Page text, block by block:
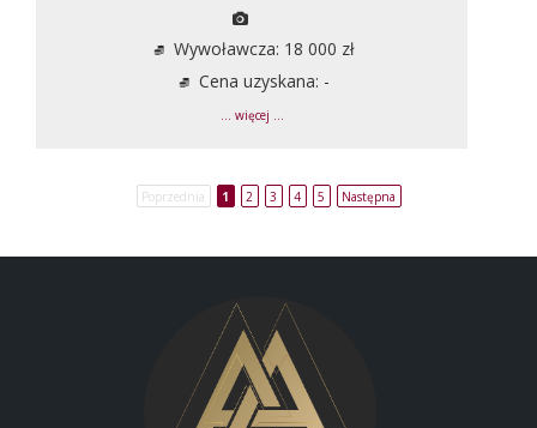
Wywoławcza: 18 000 zł
Cena uzyskana: -
... więcej ...
Poprzednia 1 2 3 4 5 Następna